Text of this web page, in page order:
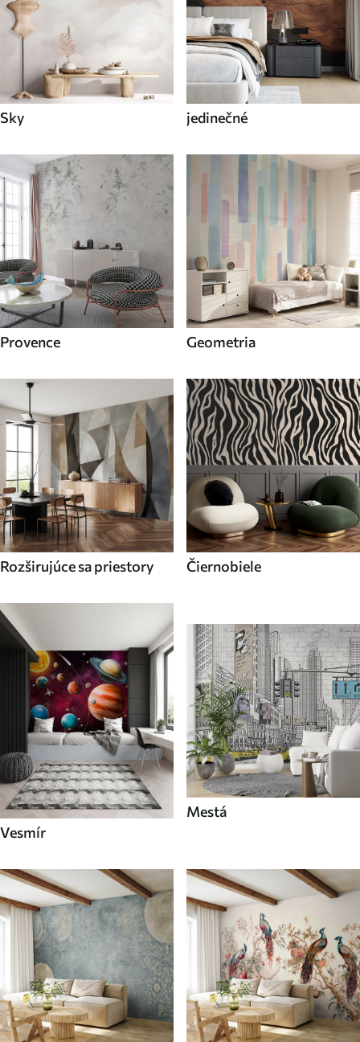
Sky jedinečné
Provence Geometria
Rozširujúce sa priestory Čiernobiele
Vesmír
Mestá